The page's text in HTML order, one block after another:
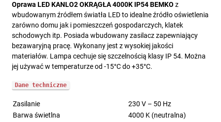
Oprawa LED KANLO2 OKRĄGŁA 4000K IP54 BEMKO z
wbudowanym źródłem światła LED to idealne źródło oświetlenia
zarówno domu jak i pomieszczeń gospodarczych, klatek
schodowych itp. Posiada wbudowany zasilacz zapewniający
bezawaryjną pracę. Wykonany jest z wysokiej jakości
materiałów. Lampa cechuje się szczelnością klasy IP 54. Można
jej używać w temperaturze od -15°C do +35°C.
Dane techniczne
Zasilanie
230 V – 50 Hz
Barwa świetlna
4000 K (neutralna)